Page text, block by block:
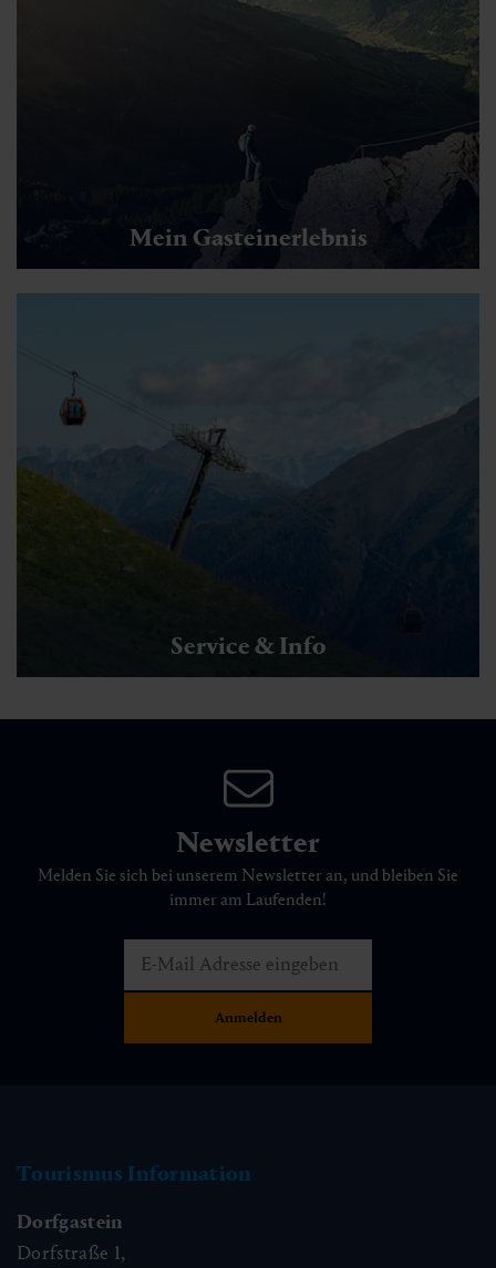
Mein Gasteinerlebnis
Service & Info
Newsletter
Melden Sie sich bei unserem Newsletter an, und bleiben Sie
immer am Laufenden!
Tourismus Information
Dorfgastein
Dorfstraße 1,